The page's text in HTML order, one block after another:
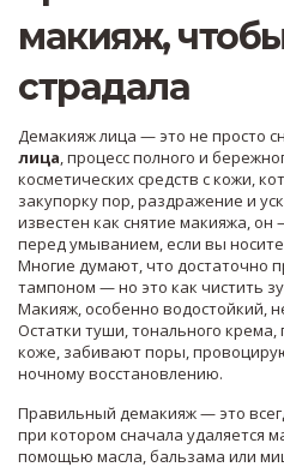
макияж,
страдала
Демакияж лица — это не просто
лица,процесс полного и
косметических средств с кожи,
закупорку пор, раздражение и
известен как снятие макияжа, он
перед умыванием, если вы
Многие думают, что достаточно
тампоном — но это как чистить
Макияж, особенно водостойкий,
Остатки туши, тонального
коже, забивают поры,
ночному восстановлению.
Правильный демакияж — это
при котором сначала удаляется
помощью масла, бальзама или